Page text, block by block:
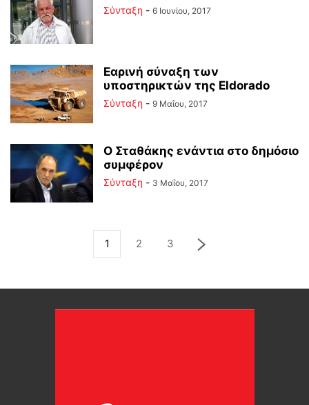
Σύνταξη - 6 Ιουνίου, 2017
Εαρινή σύναξη των
υποστηρικτών της Eldorado
Σύνταξη - 9 Μαΐου, 2017
Ο Σταθάκης ενάντια στο δημόσιο
συμφέρον
Σύνταξη - 3 Μαΐου, 2017
1 2 3